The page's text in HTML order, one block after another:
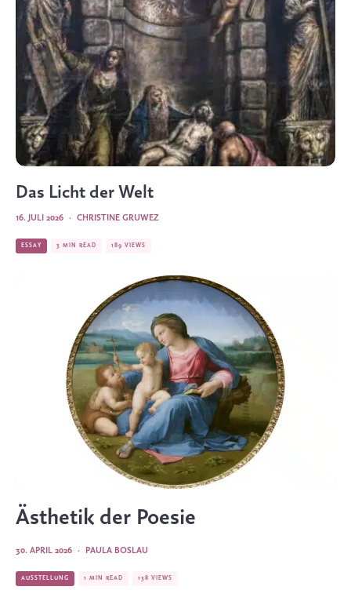
Das Licht der Welt
CHRISTINE GRUWEZ
·
16. JULI 2026
ESSAY 3 MIN READ 189 VIEWS
Ästhetik der Poesie
PAULA BOSLAU
·
30. APRIL 2026
AUSSTELLUNG 1 MIN READ 138 VIEWS